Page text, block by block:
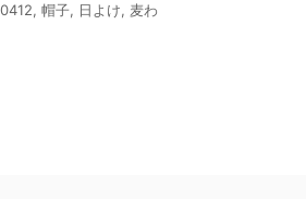
, 帽子, 日よけ, 麦わ